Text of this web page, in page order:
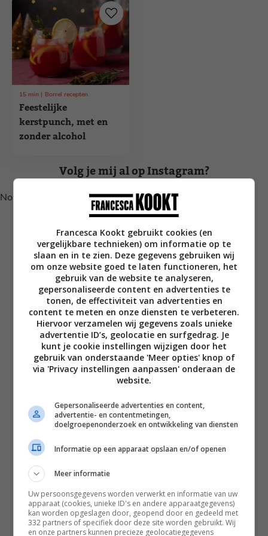
Feestelijke
kerstpunch, met en
zonder alcohol
15 min Borrel recepten
Volg je mij al op Instagram?
No posts found.
Disclaimer
Privacy voorwaarden
Instagram
Facebook
Pinterest
Home
Word gratis lid
Recepten
Leefstijl
Reizen
Francesca Kookt gebruikt cookies (en
vergelijkbare technieken) om informatie op te
slaan en in te zien. Deze gegevens gebruiken wij
om onze website goed te laten functioneren, het
gebruik van de website te analyseren,
gepersonaliseerde content en advertenties te
tonen, de effectiviteit van advertenties en
content te meten en onze diensten te verbeteren.
Hiervoor verzamelen wij gegevens zoals unieke
advertentie ID’s, geolocatie en surfgedrag. Je
kunt je cookie instellingen wijzigen door het
gebruik van onderstaande 'Meer opties' knop of
via 'Privacy instellingen aanpassen' onderaan de
website.
Gepersonaliseerde advertenties en content,
advertentie- en contentmetingen,
doelgroepenonderzoek en ontwikkeling van diensten
Informatie op een apparaat opslaan en/of openen
Meer informatie
Uw persoonsgegevens worden verwerkt en informatie van uw
apparaat (cookies, unieke ID's en andere apparaatgegevens)
kan worden opgeslagen door, geopend door en gedeeld met
332 partners of specifiek door deze site worden gebruikt. Wij
en onze partners kunnen precieze geolocatiegegevens